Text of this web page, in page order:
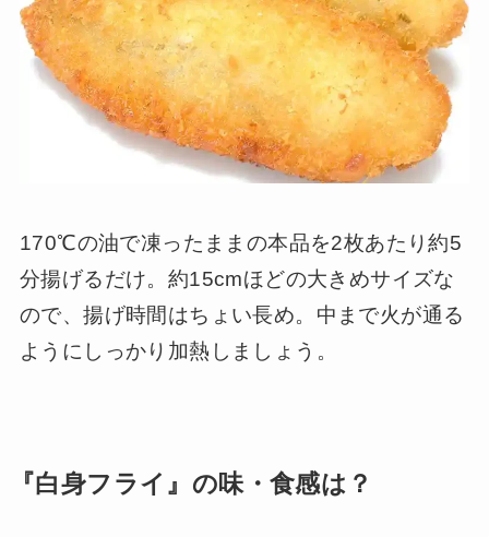
170℃の油で凍ったままの本品を2枚あたり約5
分揚げるだけ。約15cmほどの大きめサイズな
ので、揚げ時間はちょい長め。中まで火が通る
ようにしっかり加熱しましょう。
『白身フライ』の味・食感は？